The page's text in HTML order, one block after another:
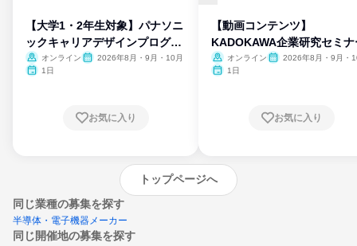
【大学1・2年生対象】パナソニ
ックキャリアデザインプログラ
ム
オンライン
2026年8月・9月・10月
1日
お気に入り
【動画コンテンツ】
KADOKAWA企業研究セミナ
オンライン
2026年8月・9月・
1日
お気に入り
トップページへ
同じ業種の募集を探す
半導体・電子機器メーカー
同じ開催地の募集を探す